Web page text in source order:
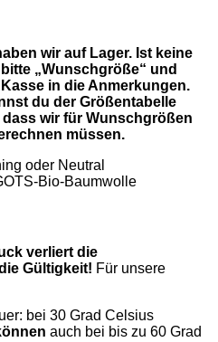
wir auf Lager. Ist keine
„Wunschgröße“ und
in die Anmerkungen.
du der Größentabelle
wir für Wunschgrößen
müssen.
oder Neutral
Bio-Baumwolle
verliert die
Gültigkeit! Für unsere
bei 30 Grad Celsius
auch bei bis zu 60 Grad